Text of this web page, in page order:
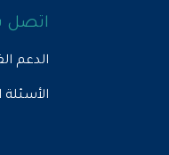
اتصل بنا
الدعم
الأسئلة